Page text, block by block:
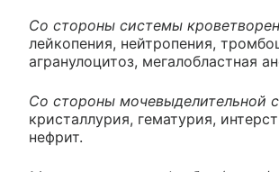
Со стороны системы
лейкопения, нейтропения,
агранулоцитоз, мегалобластная
Со стороны мочевыделительной
кристаллурия, гематурия,
нефрит.